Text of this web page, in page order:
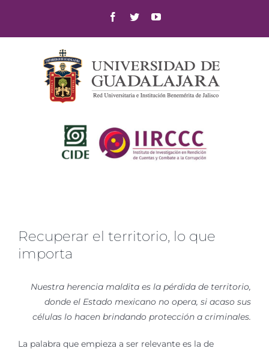
content
Facebook
TwitterYouTube
Recuperar el territorio, lo que
importa
Nuestra herencia maldita es la pérdida de territorio,
donde el Estado mexicano no opera, si acaso sus
células lo hacen brindando protección a criminales.
La palabra que empieza a ser relevante es la de